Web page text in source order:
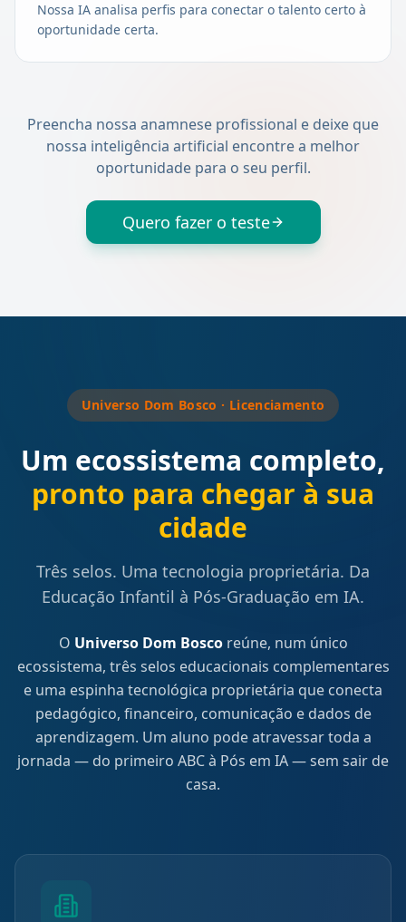
Nossa IA analisa perfis para conectar o talento certo à
oportunidade certa.
Preencha nossa anamnese profissional e deixe que
nossa inteligência artificial encontre a melhor
oportunidade para o seu perfil.
Quero fazer o teste
Universo Dom Bosco · Licenciamento
Um ecossistema completo,
pronto para chegar à sua
cidade
Três selos. Uma tecnologia proprietária. Da
Educação Infantil à Pós-Graduação em IA.
O Universo Dom Boscoreúne, num único
ecossistema, três selos educacionais complementares
e uma espinha tecnológica proprietária que conecta
pedagógico, financeiro, comunicação e dados de
aprendizagem. Um aluno pode atravessar toda a
jornada — do primeiro ABC à Pós em IA — sem sair de
casa.